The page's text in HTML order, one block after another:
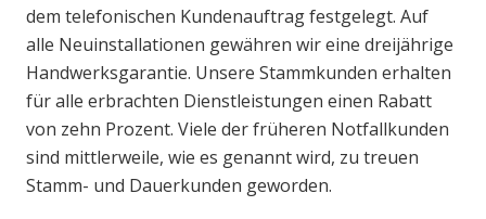
dem telefonischen Kundenauftrag festgelegt. Auf
alle Neuinstallationen gewähren wir eine dreijährige
Handwerksgarantie. Unsere Stammkunden erhalten
für alle erbrachten Dienstleistungen einen Rabatt
von zehn Prozent. Viele der früheren Notfallkunden
sind mittlerweile, wie es genannt wird, zu treuen
Stamm- und Dauerkunden geworden.